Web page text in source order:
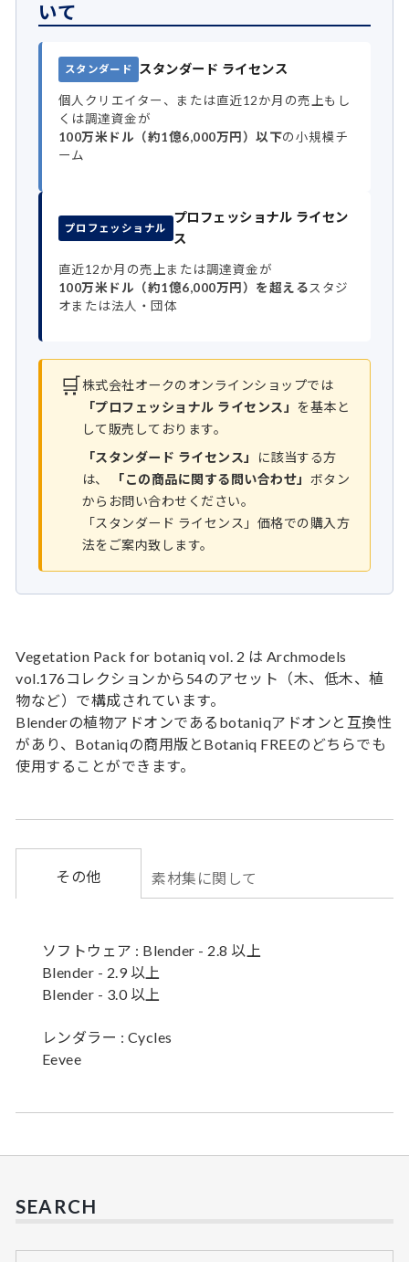
いて
スタンダード スタンダード ライセンス
個人クリエイター、または直近12か月の売上もし
くは調達資金が
100万米ドル（約1億6,000万円）以下の小規模チ
ーム
プロフェッショナル
プロフェッショナル ライセン
ス
直近12か月の売上または調達資金が
100万米ドル（約1億6,000万円）を超えるスタジ
オまたは法人・団体
🛒株式会社オークのオンラインショップでは
「プロフェッショナル ライセンス」 を基本と
して販売しております。
「スタンダード ライセンス」
に該当する方
は、
「この商品に関する問い合わせ」 ボタン
からお問い合わせください。
「スタンダード ライセンス」価格での購入方
法をご案内致します。
Vegetation Pack for botaniq vol. 2 は Archmodels
vol.176コレクションから54のアセット（木、低木、植
物など）で構成されています。
Blenderの植物アドオンであるbotaniqアドオンと互換性
があり、Botaniqの商用版とBotaniq FREEのどちらでも
使用することができます。
その他 素材集に関して
ソフトウェア : Blender - 2.8 以上
Blender - 2.9 以上
Blender - 3.0 以上
レンダラー : Cycles
Eevee
SEARCH